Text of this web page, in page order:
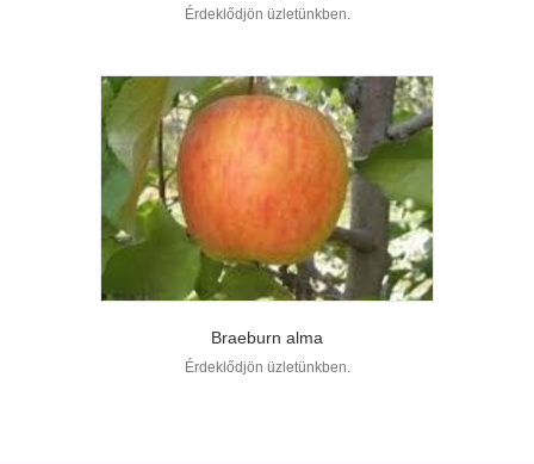
Érdeklődjön üzletünkben.
Braeburn alma
Érdeklődjön üzletünkben.